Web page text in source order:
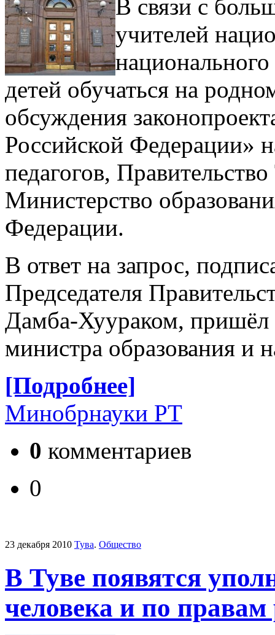
В связи с
учителей
детей обучаться на
обсуждения
Российской Федерации»
педагогов,
Министерство
Федерации.
В ответ на запрос,
Председателя
Дамба-Хуураком, пришёл
министра образования и
[Подробнее]
Минобрнауки РТ
0 комментариев
0
23 декабря 2010 Тува. Общество
В Туве появятся
человека и по правам